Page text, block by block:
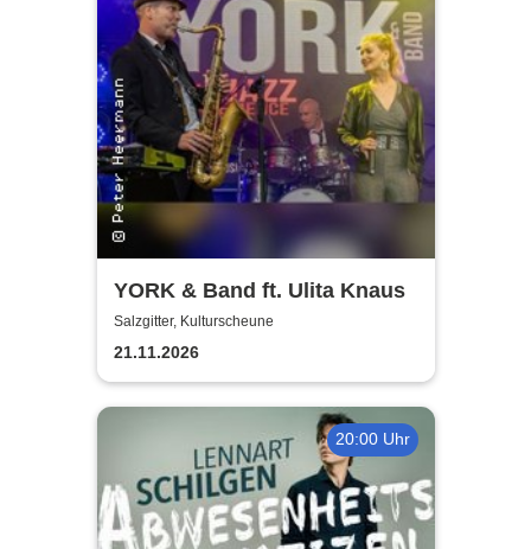
YORK & Band ft. Ulita Knaus
Salzgitter, Kulturscheune
21.11.2026
20:00 Uhr